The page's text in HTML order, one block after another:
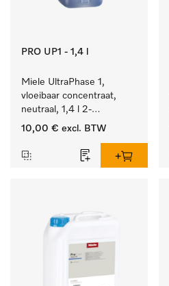
PRO UP1 - 1,4 l
Miele UltraPhase 1,
vloeibaar concentraat,
neutraal, 1,4 l 2-
componentenwasmiddel
wasgoed.
10,00 € excl. BTW